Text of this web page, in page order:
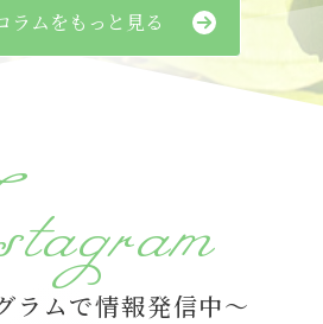
ラムをもっと見る
ラムで情報発信中～